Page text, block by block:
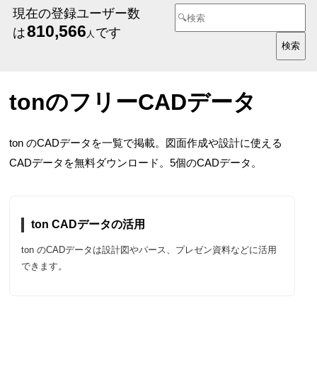
現在の登録ユーザー数
は810,566 人 です
tonのフリーCADデータ
ton のCADデータを一覧で掲載。図面作成や設計に使える
CADデータを無料ダウンロード。5個のCADデータ。
ton CADデータの活用
ton のCADデータは設計図やパース、プレゼン資料などに活用
できます。